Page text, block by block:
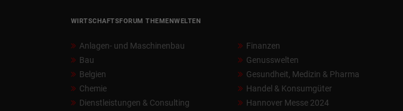
WIRTSCHAFTSFORUM THEMENWELTEN
Anlagen- und Maschinenbau
Bau
Belgien
Chemie
Dienstleistungen & Consulting
Finanzen
Genusswelten
Gesundheit, Medizin & Pharma
Handel & Konsumgüter
Hannover Messe 2024